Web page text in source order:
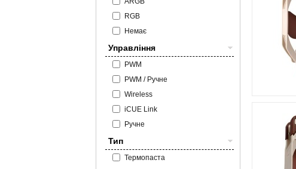
RGB
Немає
Управління
PWM
PWM / Ручне
Wireless
iCUE Link
Ручне
Тип
Термопаста